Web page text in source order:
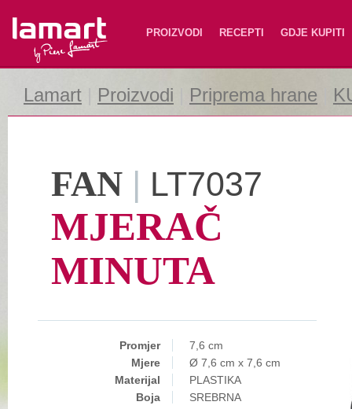
Lamart PROIZVODI RECEPTI GDJE KUPITI
Lamart Proizvodi Priprema hrane
FAN | LT7037
MJERAČ
MINUTA
Promjer
7,6 cm
Mjere
Ø 7,6 cm x 7,6 cm
Materijal
PLASTIKA
Boja
SREBRNA